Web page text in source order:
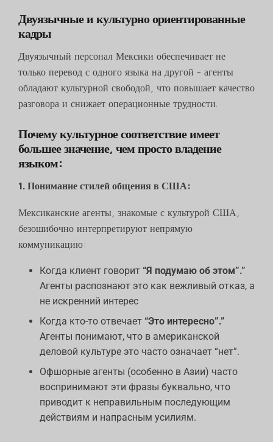
Двуязычные и культурно ориентированные
кадры
Двуязычный персонал Мексики обеспечивает не
только перевод с одного языка на другой - агенты
обладают культурной свободой, что повышает качество
разговора и снижает операционные трудности.
Почему культурное соответствие имеет
большее значение, чем просто владение
языком:
1. Понимание стилей общения в США:
Мексиканские агенты, знакомые с культурой США,
безошибочно интерпретируют непрямую
коммуникацию:
Когда клиент говорит “Я подумаю об этом”.”
Агенты распознают это как вежливый отказ, а
не искренний интерес
Когда кто-то отвечает “Это интересно”.”
Агенты понимают, что в американской
деловой культуре это часто означает “нет”.
Офшорные агенты (особенно в Азии) часто
воспринимают эти фразы буквально, что
приводит к неправильным последующим
действиям и напрасным усилиям.